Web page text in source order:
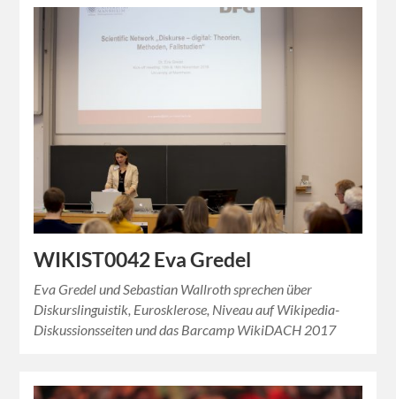
WIKIST0042 Eva Gredel
Eva Gredel und Sebastian Wallroth sprechen über
Diskurslinguistik, Eurosklerose, Niveau auf Wikipedia-
Diskussionsseiten und das Barcamp WikiDACH 2017